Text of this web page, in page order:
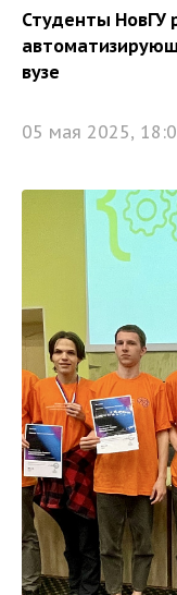
Студенты НовГУ
вузе
05 мая 2025,